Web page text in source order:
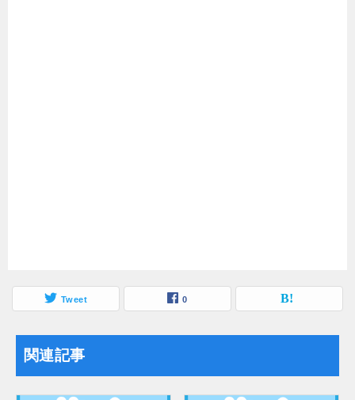
Tweet 0
関連記事